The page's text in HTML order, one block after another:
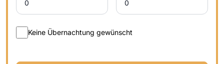
Keine Übernachtung gewünscht